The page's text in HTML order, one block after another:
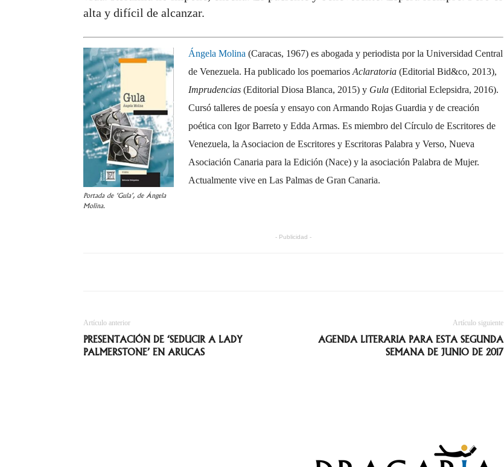
alta y difícil de alcanzar.
Portada de ‘Gula’, de Ángela
Molina.
Ángela Molina (Caracas, 1967) es abogada y periodista por la Universidad Central
de Venezuela. Ha publicado los poemarios Aclaratoria (Editorial Bid&co, 2013),
Imprudencias (Editorial Diosa Blanca, 2015) y Gula (Editorial Eclepsidra, 2016).
Cursó talleres de poesía y ensayo con Armando Rojas Guardia y de creación
poética con Igor Barreto y Edda Armas. Es miembro del Círculo de Escritores de
Venezuela, la Asociacion de Escritores y Escritoras Palabra y Verso, Nueva
Asociación Canaria para la Edición (Nace) y la asociación Palabra de Mujer.
Actualmente vive en Las Palmas de Gran Canaria.
- Publicidad -
Artículo anterior
PRESENTACIÓN DE ‘SEDUCIR A LADY
PALMERSTONE’ EN ARUCAS
Artículo siguiente
AGENDA LITERARIA PARA ESTA SEGUNDA
SEMANA DE JUNIO DE 2017